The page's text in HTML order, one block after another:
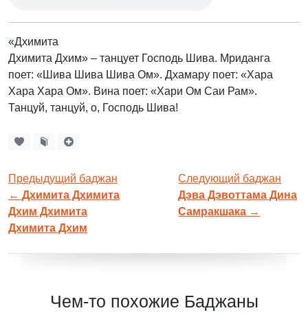
«Дхимита
Дхимита Дхим» – танцует Господь Шива. Мриданга
поет: «Шива Шива Шива Ом». Дхамару поет: «Хара
Хара Хара Ом». Вина поет: «Хари Ом Саи Рам».
Танцуй, танцуй, о, Господь Шива!
Предыдущий баджан
← Дхимита Дхимита
Дхим Дхимита
Дхимита Дхим
Следующий баджан
Дэва Дэвоттама Дина
Самракшака →
Чем-то похожие Баджаны